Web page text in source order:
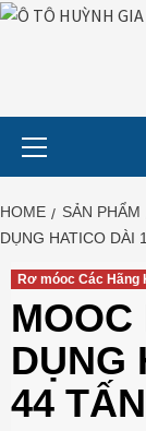
HOME SẢN PHẨM
DỤNG HATICO DÀI
Rơ móoc Các Hãng
MOOC
DỤNG
44 TẤN